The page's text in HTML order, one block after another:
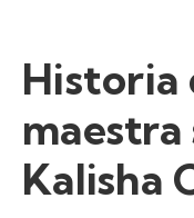
Historia
Kalisha